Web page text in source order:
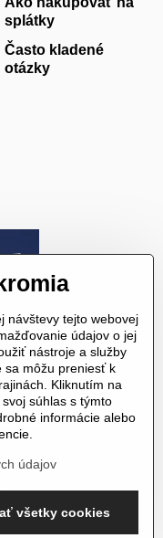
splátky
Často kladené
otázky
osobných údajov
návštevy tejto webovej
údajov o jej
nástroje a služby
sa môžu preniesť k
Kliknutím na
svoj súhlas s týmto
informácie alebo
údajov
všetky cookies